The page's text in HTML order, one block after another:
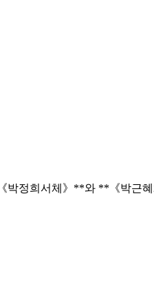
박정희서체》**와 **《박근